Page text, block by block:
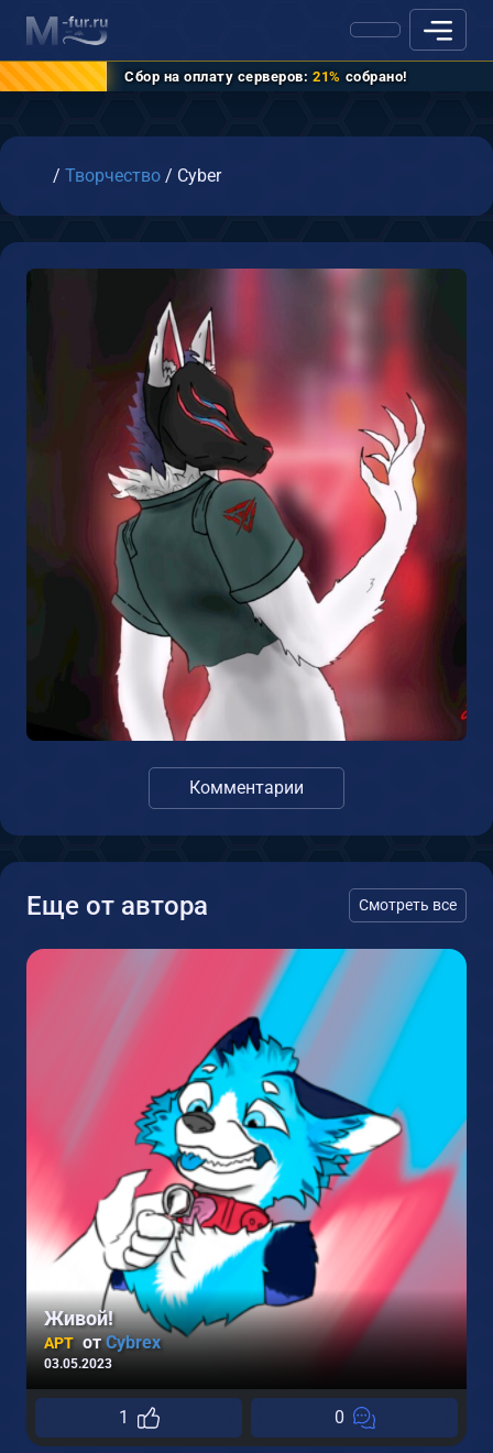
Сбор на оплату серверов: 21% собрано!
Главная
/ Творчество / Cyber
Комментарии
Еще от автора Смотреть все
Живой!
АРТ отCybrex
03.05.2023
1 0